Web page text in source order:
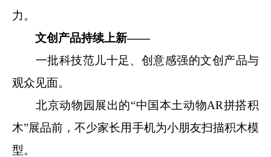
力。
文创产品持续上新——
一批科技范儿十足、创意感强的文创产品与
观众见面。
北京动物园展出的“中国本土动物AR拼搭积
木”展品前，不少家长用手机为小朋友扫描积木模
型。